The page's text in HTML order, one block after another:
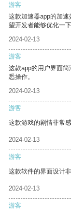
游客
这款加速器app的加
望开发者能够优化一下
2024-02-13
游客
这款app的用户界面
悉操作。
2024-02-13
游客
这款游戏的剧情非常
2024-02-13
游客
这款软件的界面设计
2024-02-13
游客